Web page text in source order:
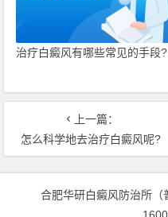
治疗白癜风有哪些常见的手段?
上一篇：
怎么科学地去治疗白癜风呢?
合肥华研白癜风防治所